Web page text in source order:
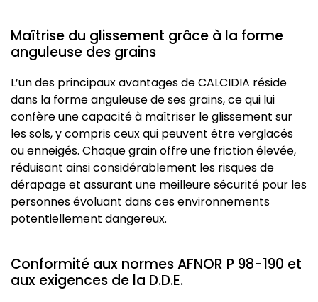
Maîtrise du glissement grâce à la forme
anguleuse des grains
L’un des principaux avantages de CALCIDIA réside
dans la forme anguleuse de ses grains, ce qui lui
confère une capacité à maîtriser le glissement sur
les sols, y compris ceux qui peuvent être verglacés
ou enneigés. Chaque grain offre une friction élevée,
réduisant ainsi considérablement les risques de
dérapage et assurant une meilleure sécurité pour les
personnes évoluant dans ces environnements
potentiellement dangereux.
Conformité aux normes AFNOR P 98-190 et
aux exigences de la D.D.E.